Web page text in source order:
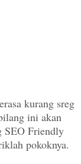
kurang sreg
ini akan
SEO Friendly
pokoknya.